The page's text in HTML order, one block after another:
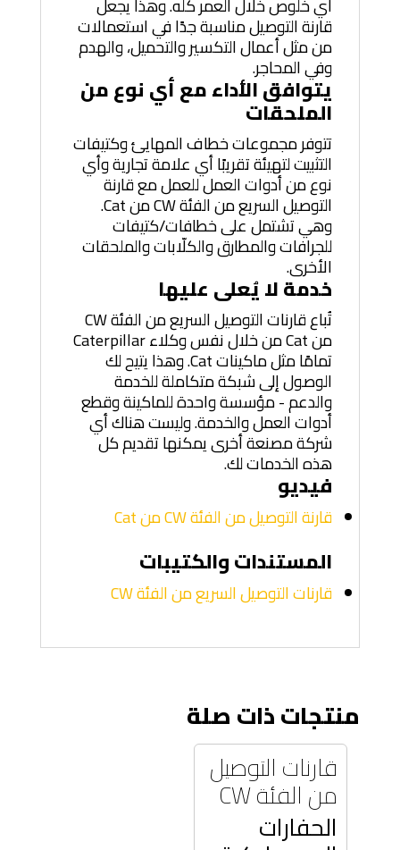
أي خلوص خلال العمر كله. وهذا يجعل
قارنة التوصيل مناسبة جدًا في استعمالات
من مثل أعمال التكسير والتحميل، والهدم
وفي المحاجر.
يتوافق الأداء مع أي نوع من
الملحقات
تتوفر مجموعات خطاف المهايئ وكتيفات
التثبيت لتهيئة تقريبًا أي علامة تجارية وأي
نوع من أدوات العمل للعمل مع قارنة
التوصيل السريع من الفئة CW من Cat.
وهي تشتمل على خطافات/كتيفات
للجرافات والمطارق والكلّابات والملحقات
الأخرى.
خدمة لا يُعلى عليها
تُباع قارنات التوصيل السريع من الفئة CW
من Cat من خلال نفس وكلاء Caterpillar
تمامًا مثل ماكينات Cat. وهذا يتيح لك
الوصول إلى شبكة متكاملة للخدمة
والدعم - مؤسسة واحدة للماكينة وقطع
أدوات العمل والخدمة. وليست هناك أي
شركة مصنعة أخرى يمكنها تقديم كل
هذه الخدمات لك.
فيديو
قارنة التوصيل من الفئة CW من Cat
المستندات والكتيبات
قارنات التوصيل السريع من الفئة CW
منتجات ذات صلة
قارنات التوصيل
من الفئة CW
الحفارات